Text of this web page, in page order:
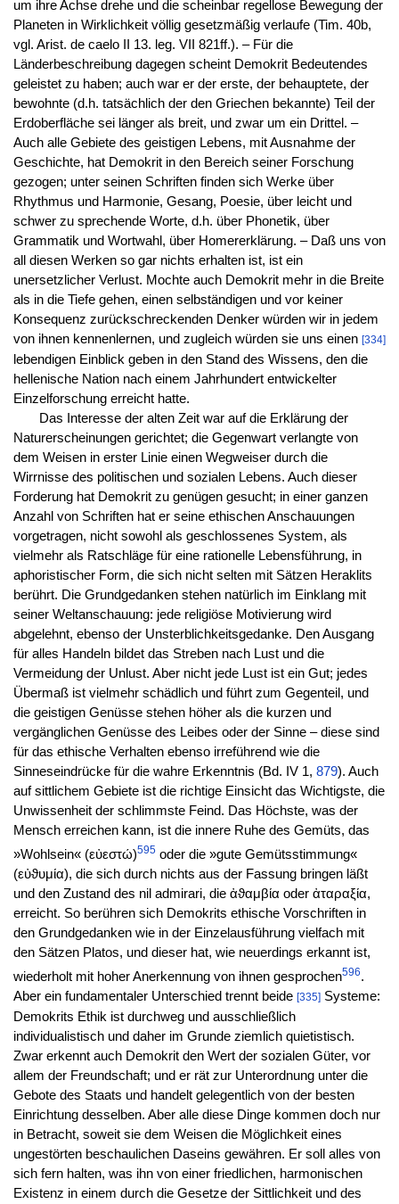
um ihre Achse drehe und die scheinbar regellose Bewegung der
Planeten in Wirklichkeit völlig gesetzmäßig verlaufe (Tim. 40b,
vgl. Arist. de caelo II 13. leg. VII 821ff.). – Für die
Länderbeschreibung dagegen scheint Demokrit Bedeutendes
geleistet zu haben; auch war er der erste, der behauptete, der
bewohnte (d.h. tatsächlich der den Griechen bekannte) Teil der
Erdoberfläche sei länger als breit, und zwar um ein Drittel. –
Auch alle Gebiete des geistigen Lebens, mit Ausnahme der
Geschichte, hat Demokrit in den Bereich seiner Forschung
gezogen; unter seinen Schriften finden sich Werke über
Rhythmus und Harmonie, Gesang, Poesie, über leicht und
schwer zu sprechende Worte, d.h. über Phonetik, über
Grammatik und Wortwahl, über Homererklärung. – Daß uns von
all diesen Werken so gar nichts erhalten ist, ist ein
unersetzlicher Verlust. Mochte auch Demokrit mehr in die Breite
als in die Tiefe gehen, einen selbständigen und vor keiner
Konsequenz zurückschreckenden Denker würden wir in jedem
von ihnen kennenlernen, und zugleich würden sie uns einen [334]
lebendigen Einblick geben in den Stand des Wissens, den die
hellenische Nation nach einem Jahrhundert entwickelter
Einzelforschung erreicht hatte.
Das Interesse der alten Zeit war auf die Erklärung der
Naturerscheinungen gerichtet; die Gegenwart verlangte von
dem Weisen in erster Linie einen Wegweiser durch die
Wirrnisse des politischen und sozialen Lebens. Auch dieser
Forderung hat Demokrit zu genügen gesucht; in einer ganzen
Anzahl von Schriften hat er seine ethischen Anschauungen
vorgetragen, nicht sowohl als geschlossenes System, als
vielmehr als Ratschläge für eine rationelle Lebensführung, in
aphoristischer Form, die sich nicht selten mit Sätzen Heraklits
berührt. Die Grundgedanken stehen natürlich im Einklang mit
seiner Weltanschauung: jede religiöse Motivierung wird
abgelehnt, ebenso der Unsterblichkeitsgedanke. Den Ausgang
für alles Handeln bildet das Streben nach Lust und die
Vermeidung der Unlust. Aber nicht jede Lust ist ein Gut; jedes
Übermaß ist vielmehr schädlich und führt zum Gegenteil, und
die geistigen Genüsse stehen höher als die kurzen und
vergänglichen Genüsse des Leibes oder der Sinne – diese sind
für das ethische Verhalten ebenso irreführend wie die
Sinneseindrücke für die wahre Erkenntnis (Bd. IV 1, 879). Auch
auf sittlichem Gebiete ist die richtige Einsicht das Wichtigste, die
Unwissenheit der schlimmste Feind. Das Höchste, was der
Mensch erreichen kann, ist die innere Ruhe des Gemüts, das
»Wohlsein« (εὐεστώ)595oder die »gute Gemütsstimmung«
(εὐϑυμία), die sich durch nichts aus der Fassung bringen läßt
und den Zustand des nil admirari, die ἀϑαμβία oder ἀταραξία,
erreicht. So berühren sich Demokrits ethische Vorschriften in
den Grundgedanken wie in der Einzelausführung vielfach mit
den Sätzen Platos, und dieser hat, wie neuerdings erkannt ist,
wiederholt mit hoher Anerkennung von ihnen gesprochen596.
Aber ein fundamentaler Unterschied trennt beide [335]Systeme:
Demokrits Ethik ist durchweg und ausschließlich
individualistisch und daher im Grunde ziemlich quietistisch.
Zwar erkennt auch Demokrit den Wert der sozialen Güter, vor
allem der Freundschaft; und er rät zur Unterordnung unter die
Gebote des Staats und handelt gelegentlich von der besten
Einrichtung desselben. Aber alle diese Dinge kommen doch nur
in Betracht, soweit sie dem Weisen die Möglichkeit eines
ungestörten beschaulichen Daseins gewähren. Er soll alles von
sich fern halten, was ihn von einer friedlichen, harmonischen
Existenz in einem durch die Gesetze der Sittlichkeit und des